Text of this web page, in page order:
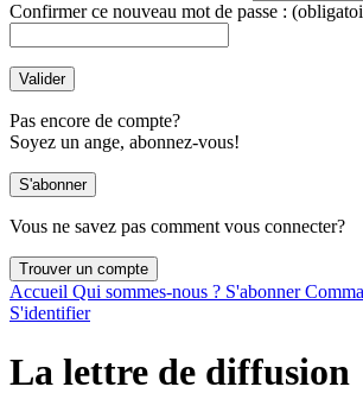
Confirmer ce nouveau mot de passe :
Pas encore de compte?
Soyez un ange, abonnez-vous!
Vous ne savez pas comment vous connecter?
Accueil Qui sommes-nous ? S'abonner
S'identifier
La lettre de diffusion